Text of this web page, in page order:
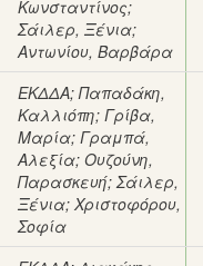
Κωνσταντίνος;
Σάιλερ, Ξένια;
Αντωνίου, Βαρβάρα
ΕΚΔΔΑ;Παπαδάκη,
Καλλιόπη; Γρίβα,
Μαρία; Γραμπά,
Αλεξία; Ουζούνη,
Παρασκευή;Σάιλερ,
Ξένια; Χριστοφόρου,
Σοφία